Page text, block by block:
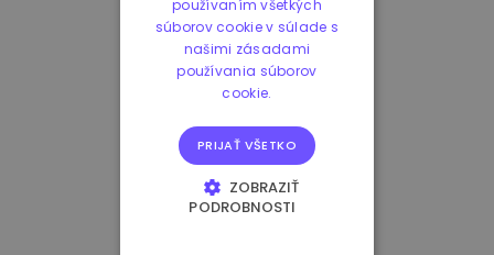
používaním všetkých
súborov cookie v súlade s
našimi zásadami
používania súborov
cookie.
PRIJAŤ VŠETKO
ZOBRAZIŤ
PODROBNOSTI